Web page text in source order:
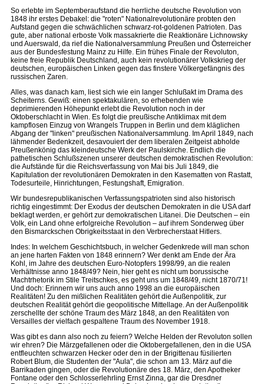
So erlebte im Septemberaufstand die herrliche deutsche Revolution von
1848 ihr erstes Debakel: die "roten" Nationalrevolutionäre probten den
Aufstand gegen die schwächlichen schwarz-rot-goldenen Patrioten. Das
gute, aber national erboste Volk massakrierte die Reaktionäre Lichnowsky
und Auerswald, da rief die Nationalversammlung Preußen und Österreicher
aus der Bundesfestung Mainz zu Hilfe. Ein frühes Finale der Revoluton,
keine freie Republik Deutschland, auch kein revolutionärer Volkskrieg der
deutschen, europäischen Linken gegen das finstere Völkergefängnis des
russischen Zaren.
Alles, was danach kam, liest sich wie ein langer Schlußakt im Drama des
Scheiterns. Gewiß: einen spektakulären, so erhebenden wie
deprimierenden Höhepunkt erlebt die Revolution noch in der
Oktoberschlacht in Wien. Es folgt die preußische Antiklimax mit dem
kampflosen Einzug von Wrangels Truppen in Berlin und dem kläglichen
Abgang der "linken" preußischen Nationalversammlung. Im April 1849, nach
lähmender Bedenkzeit, desavouiert der dem liberalen Zeitgeist abholde
Preußenkönig das kleindeutsche Werk der Paulskirche. Endlich die
pathetischen Schlußszenen unserer deutschen demokratischen Revolution:
die Aufstände für die Reichsverfassung von Mai bis Juli 1849, die
Kapitulation der revolutionären Demokraten in den Kasematten von Rastatt,
Todesurteile, Hinrichtungen, Festungshaft, Emigration.
Wir bundesrepublikanischen Verfassungspatrioten sind also historisch
richtig eingestimmt: Der Exodus der deutschen Demokraten in die USA darf
beklagt werden, er gehört zur demokratischen Litanei. Die Deutschen – ein
Volk, ein Land ohne erfolgreiche Revolution – auf ihrem Sonderweg über
den Bismarckschen Obrigkeitsstaat in den Verbrecherstaat Hitlers.
Indes: In welchem Geschichtsbuch, in welcher Gedenkrede will man schon
an jene harten Fakten von 1848 erinnern? Wer denkt am Ende der Ära
Kohl, im Jahre des deutschen Euro-Notopfers 1998/99, an die realen
Verhältnisse anno 1848/49? Nein, hier geht es nicht um borussische
Machtrhetorik im Stile Treitschkes, es geht uns um 1848/49, nicht 1870/71!
Und doch: Erinnern wir uns auch anno 1998 an die europäischen
Realitäten! Zu den mißlichen Realitäten gehört die Außenpolitik, zur
deutschen Realität gehört die geopolitische Mittellage. An der Außenpolitik
zerschellte der schöne Traum des März 1848, an den Realitäten von
Versailles der vielfach gespaltene Traum des November 1918.
Was gibt es dann also noch zu feiern? Welche Helden der Revoluton sollen
wir ehren? Die Märzgefallenen oder die Oktobergefallenen, den in die USA
entfleuchten schwarzen Hecker oder den in der Brigittenau füsilierten
Robert Blum, die Studenten der "Aula", die schon am 13. März auf die
Barrikaden gingen, oder die Revolutionäre des 18. März, den Apotheker
Fontane oder den Schlosserlehrling Ernst Zinna, gar die Dresdner